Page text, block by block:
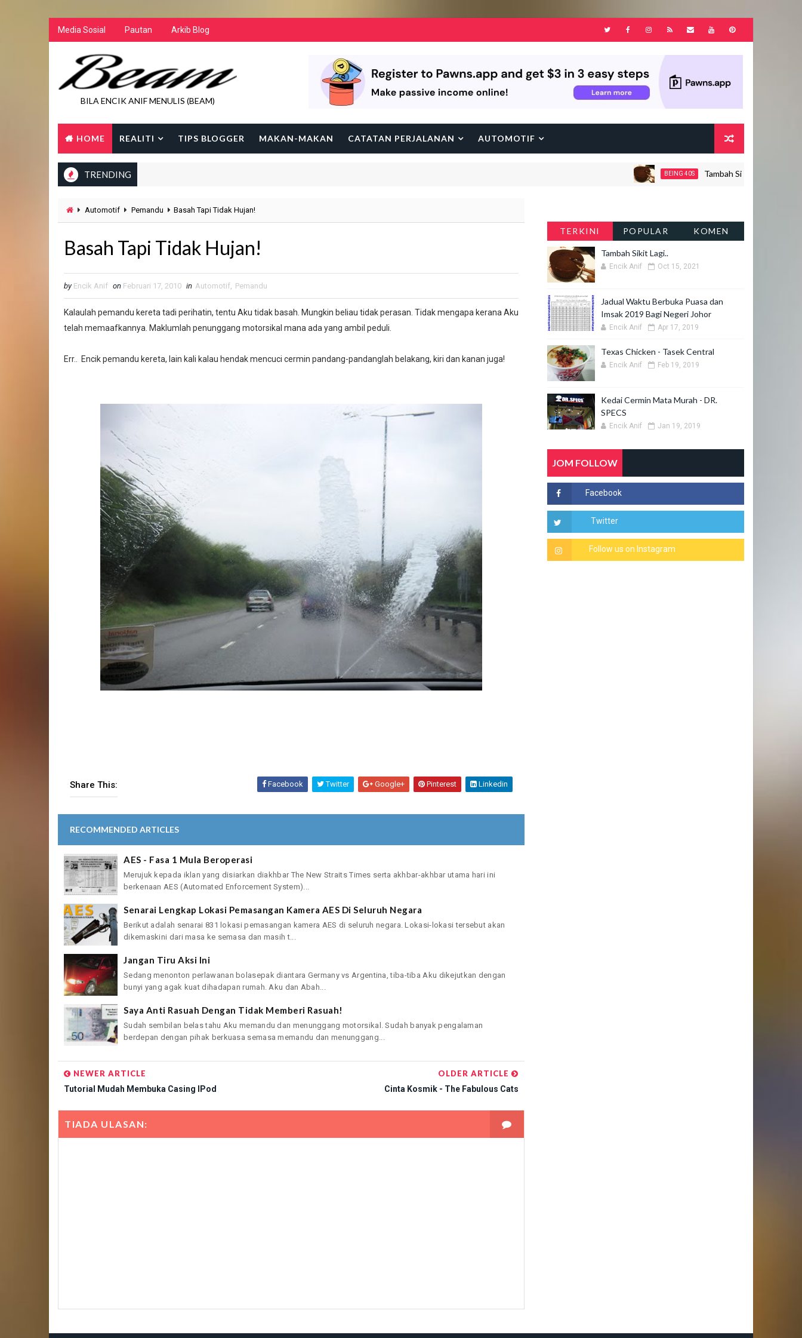
Media Sosial Pautan Arkib Blog
BILA ENCIK ANIF MENULIS (BEAM)
HOME REALITI TIPS BLOGGER MAKAN-MAKAN CATATAN PERJALANAN AUTOMOTIF
TRENDING BEING 40S Tambah Sikit Lagi..
Automotif Pemandu Basah Tapi Tidak Hujan!
Basah Tapi Tidak Hujan!
by Encik Anif on Februari 17, 2010 in Automotif, Pemandu
Kalaulah pemandu kereta tadi perihatin, tentu Aku tidak basah. Mungkin beliau tidak perasan. Tidak mengapa kerana Aku
telah memaafkannya. Maklumlah penunggang motorsikal mana ada yang ambil peduli.
Err.. Encik pemandu kereta, lain kali kalau hendak mencuci cermin pandang-pandanglah belakang, kiri dan kanan juga!
Share This: Facebook Twitter Google+ Pinterest Linkedin
RECOMMENDED ARTICLES
AES - Fasa 1 Mula Beroperasi
Merujuk kepada iklan yang disiarkan diakhbar The New Straits Times serta akhbar-akhbar utama hari ini
berkenaan AES (Automated Enforcement System)...
Senarai Lengkap Lokasi Pemasangan Kamera AES Di Seluruh Negara
Berikut adalah senarai 831 lokasi pemasangan kamera AES di seluruh negara. Lokasi-lokasi tersebut akan
dikemaskini dari masa ke semasa dan masih t...
Jangan Tiru Aksi Ini
Sedang menonton perlawanan bolasepak diantara Germany vs Argentina, tiba-tiba Aku dikejutkan dengan
bunyi yang agak kuat dihadapan rumah. Aku dan Abah...
Saya Anti Rasuah Dengan Tidak Memberi Rasuah!
Sudah sembilan belas tahu Aku memandu dan menunggang motorsikal. Sudah banyak pengalaman
berdepan dengan pihak berkuasa semasa memandu dan menunggang...
NEWER ARTICLE
Tutorial Mudah Membuka Casing IPod
OLDER ARTICLE
Cinta Kosmik - The Fabulous Cats
TIADA ULASAN:
TERKINI POPULAR KOMEN
Tambah Sikit Lagi..
Encik Anif Oct 15, 2021
Jadual Waktu Berbuka Puasa dan
Imsak 2019 Bagi Negeri Johor
Encik Anif Apr 17, 2019
Texas Chicken - Tasek Central
Encik Anif Feb 19, 2019
Kedai Cermin Mata Murah - DR.
SPECS
Encik Anif Jan 19, 2019
JOM FOLLOW